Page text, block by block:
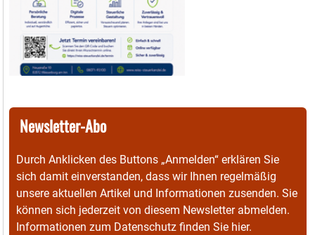
Newsletter-Abo
Durch Anklicken des Buttons „Anmelden“ erklären Sie
sich damit einverstanden, dass wir Ihnen regelmäßig
unsere aktuellen Artikel und Informationen zusenden. Sie
können sich jederzeit von diesem Newsletter abmelden.
Informationen zum Datenschutz finden Sie hier.